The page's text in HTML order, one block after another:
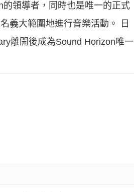
領導者，同時也是唯一的正式
義大範圍地進行音樂活動。 日
離開後成為Sound Horizon唯一